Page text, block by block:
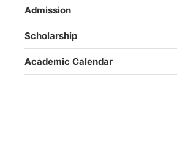
Admission
Scholarship
Academic Calendar